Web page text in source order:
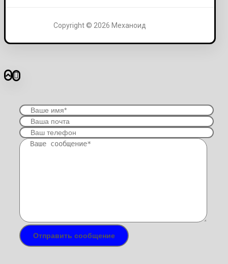
Copyright © 2026 Механоид